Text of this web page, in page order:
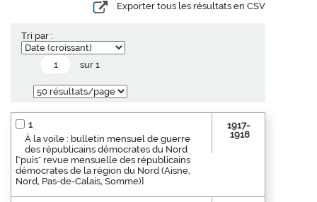
Exporter tous les résultats en CSV
Tri par :
sur 1
1
À la voile : bulletin mensuel de guerre
des républicains démocrates du Nord
["puis" revue mensuelle des républicains
démocrates de la région du Nord (Aisne,
Nord, Pas-de-Calais, Somme)]
1917-
1918